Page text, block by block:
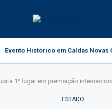
Evento Histórico em Caldas
1º lugar em premiação
ESTADO